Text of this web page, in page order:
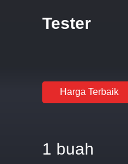
Tester
Harga Terbaik
1 buah